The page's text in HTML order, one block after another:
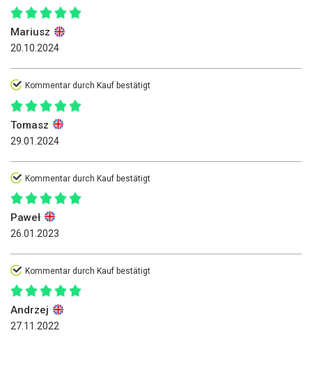
Mariusz
20.10.2024
Kommentar durch Kauf bestätigt
Tomasz
29.01.2024
Kommentar durch Kauf bestätigt
Paweł
26.01.2023
Kommentar durch Kauf bestätigt
Andrzej
27.11.2022